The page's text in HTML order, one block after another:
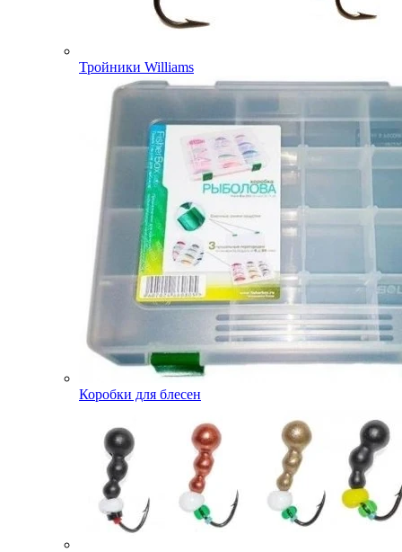
Тройники Williams
Коробки для блесен